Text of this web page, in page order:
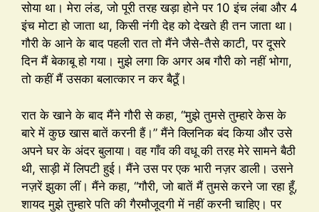
सोया था। मेरा लंड, जो पूरी तरह खड़ा होने पर 10 इंच लंबा और 4
इंच मोटा हो जाता था, किसी नंगी देह को देखते ही तन जाता था।
गौरी के आने के बाद पहली रात तो मैंने जैसे-तैसे काटी, पर दूसरे
दिन मैं बेकाबू हो गया। मुझे लगा कि अगर अब गौरी को नहीं भोगा,
तो कहीं मैं उसका बलात्कार न कर बैठूँ।
रात के खाने के बाद मैंने गौरी से कहा, “मुझे तुमसे तुम्हारे केस के
बारे में कुछ खास बातें करनी हैं।” मैंने क्लिनिक बंद किया और उसे
अपने घर के अंदर बुलाया। वह गाँव की वधू की तरह मेरे सामने बैठी
थी, साड़ी में लिपटी हुई। मैंने उस पर एक भारी नज़र डाली। उसने
नज़रें झुका लीं। मैंने कहा, “गौरी, जो बातें मैं तुमसे करने जा रहा हूँ,
शायद मुझे तुम्हारे पति की गैरमौजूदगी में नहीं करनी चाहिए। पर